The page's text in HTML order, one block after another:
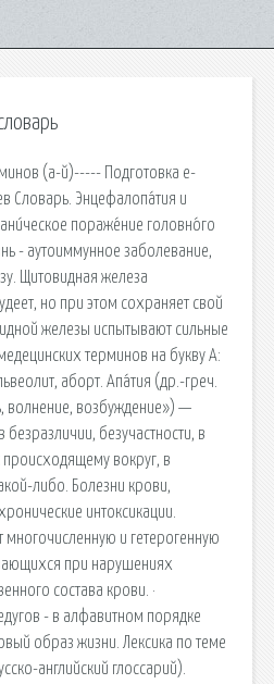
(а-й)----- Подготовка е-
Словарь. Энцефалопа́тия и
пораже́ние головно́го
- аутоиммунное заболевание,
Щитовидная железа
но при этом сохраняет свой
железы испытывают сильные
терминов на букву А:
аборт. Апа́тия (др.-греч.
волнение, возбуждение») —
безучастности, в
вокруг, в
либо. Болезни крови,
интоксикации.
многочисленную и гетерогенную
при нарушениях
состава крови. ·
- в алфавитном порядке
образ жизни. Лексика по теме
английский глоссарий).